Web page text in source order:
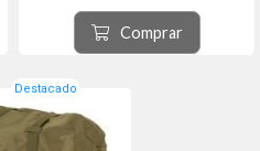
Material 420D Polyester
La mochila Alice mediana ofrece
una solución versátil para llevar
tus artículos esenciales para
Comprar
Destacado